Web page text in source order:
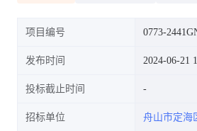
目中标(成交)
项目编号 0773-
发布时间 2024-06-21
投标截止时间
招标单位 舟山市定海